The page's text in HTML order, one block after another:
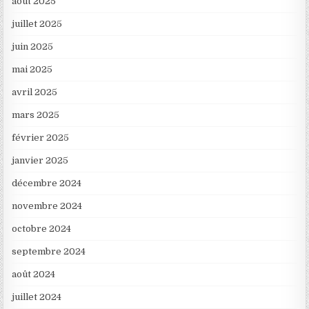
juillet 2025
juin 2025
mai 2025
avril 2025
mars 2025
février 2025
janvier 2025
décembre 2024
novembre 2024
octobre 2024
septembre 2024
août 2024
juillet 2024